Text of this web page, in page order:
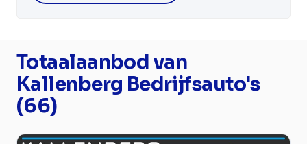
Totaalaanbod van
Kallenberg Bedrijfsauto's
(66)